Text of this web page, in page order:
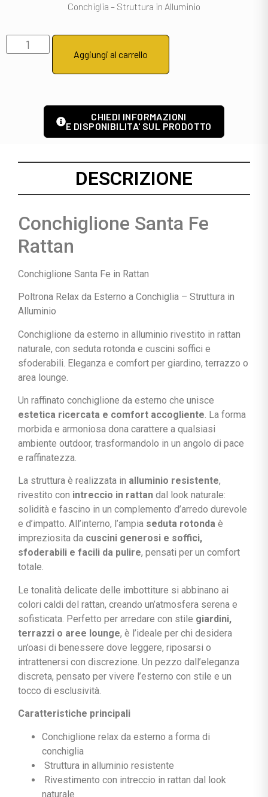
Conchiglia – Struttura in Alluminio
Aggiungi al carrello
CHIEDI INFORMAZIONI
E DISPONIBILITA' SUL PRODOTTO
DESCRIZIONE
Conchiglione Santa Fe
Rattan
Conchiglione Santa Fe in Rattan
Poltrona Relax da Esterno a Conchiglia – Struttura in
Alluminio
Conchiglione da esterno in alluminio rivestito in rattan
naturale, con seduta rotonda e cuscini soffici e
sfoderabili. Eleganza e comfort per giardino, terrazzo o
area lounge.
Un raffinato conchiglione da esterno che unisce
estetica ricercata e comfort accogliente. La forma
morbida e armoniosa dona carattere a qualsiasi
ambiente outdoor, trasformandolo in un angolo di pace
e raffinatezza.
La struttura è realizzata in alluminio resistente,
rivestito con intreccio in rattan dal look naturale:
solidità e fascino in un complemento d’arredo durevole
e d’impatto. All’interno, l’ampia seduta rotonda è
impreziosita da cuscini generosi e soffici,
sfoderabili e facili da pulire, pensati per un comfort
totale.
Le tonalità delicate delle imbottiture si abbinano ai
colori caldi del rattan, creando un’atmosfera serena e
sofisticata. Perfetto per arredare con stile giardini,
terrazzi o aree lounge, è l’ideale per chi desidera
un’oasi di benessere dove leggere, riposarsi o
intrattenersi con discrezione. Un pezzo dall’eleganza
discreta, pensato per vivere l’esterno con stile e un
tocco di esclusività.
Caratteristiche principali
Conchiglione relax da esterno a forma di
conchiglia
Struttura in alluminio resistente
Rivestimento con intreccio in rattan dal look
naturale